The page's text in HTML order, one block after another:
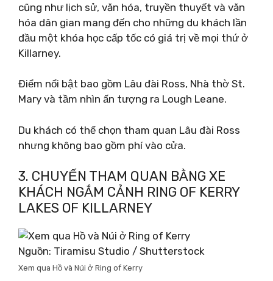
cũng như lịch sử, văn hóa, truyền thuyết và văn
hóa dân gian mang đến cho những du khách lần
đầu một khóa học cấp tốc có giá trị về mọi thứ ở
Killarney.
Điểm nổi bật bao gồm Lâu đài Ross, Nhà thờ St.
Mary và tầm nhìn ấn tượng ra Lough Leane.
Du khách có thể chọn tham quan Lâu đài Ross
nhưng không bao gồm phí vào cửa.
3. CHUYẾN THAM QUAN BẰNG XE
KHÁCH NGẮM CẢNH RING OF KERRY
LAKES OF KILLARNEY
Nguồn: Tiramisu Studio / Shutterstock
Xem qua Hồ và Núi ở Ring of Kerry